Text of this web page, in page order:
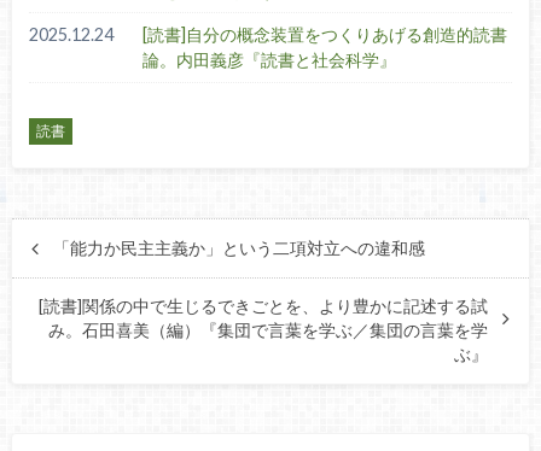
2025.12.24
[読書]自分の概念装置をつくりあげる創造的読書
論。内田義彦『読書と社会科学』
読書
「能力か民主主義か」という二項対立への違和感
[読書]関係の中で生じるできごとを、より豊かに記述する試
み。石田喜美（編）『集団で言葉を学ぶ／集団の言葉を学
ぶ』